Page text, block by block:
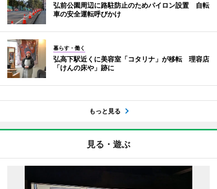
弘前公園周辺に路駐防止のためパイロン設置 自転
車の安全運転呼びかけ
暮らす・働く
弘高下駅近くに美容室「コタリナ」が移転 理容店
「けんの床や」跡に
もっと見る
見る・遊ぶ